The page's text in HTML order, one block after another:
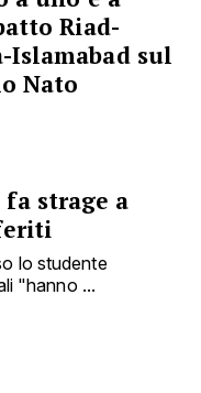
Riad-
Islamabad sul
Nato
strage a
lo studente
"hanno ...